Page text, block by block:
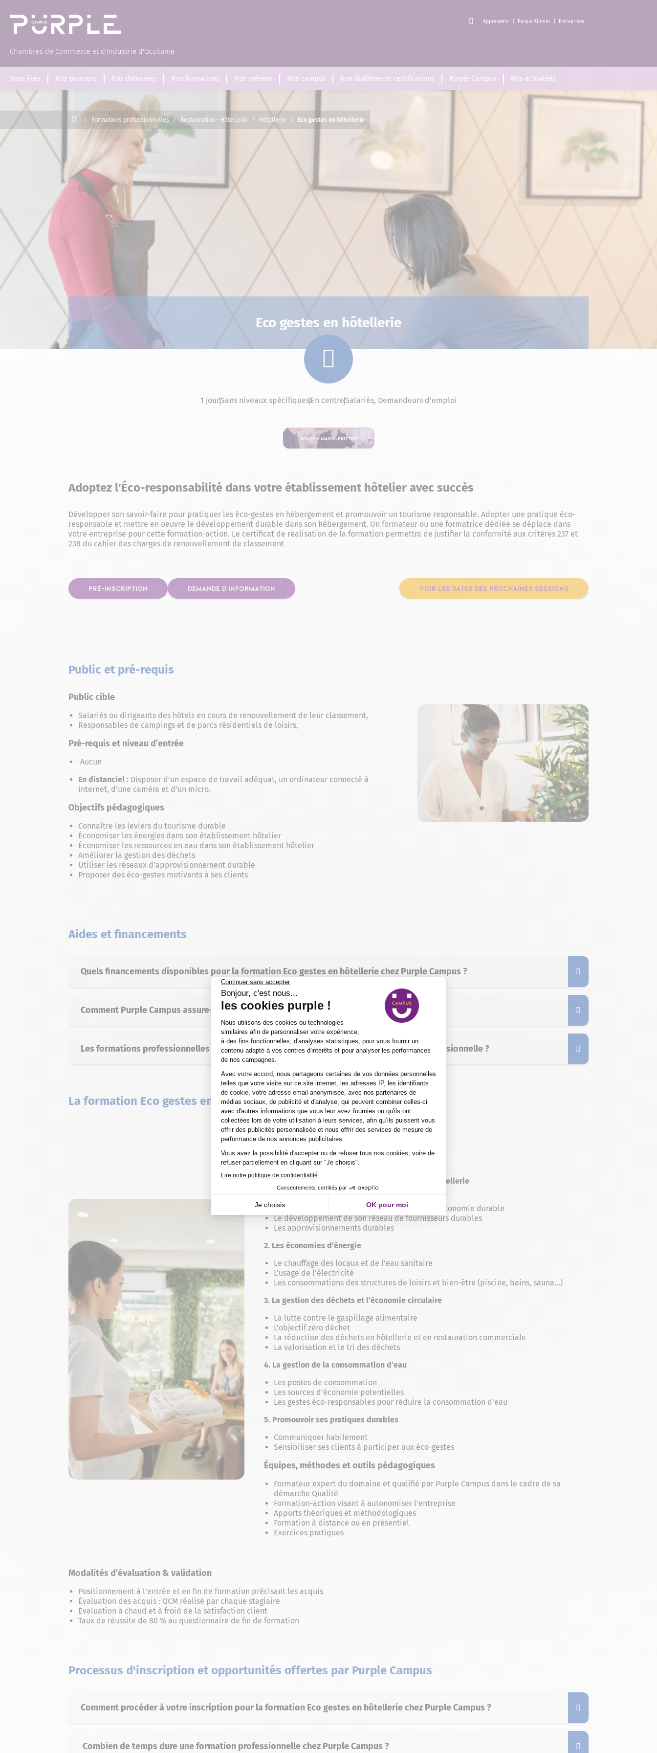
Chambres de Commerce et d'Industrie d'Occitanie
Apprenants Purple Alumni Entreprises
Vous êtes Nos parcours Nos domaines Nos formations Nos métiers Nos campus Nos diplômes et certifications Purple Campus Nos actualités
Accueil
/ Formations professionnelles / Restauration - Hôtellerie / Hôtellerie / Eco gestes en hôtellerie
Eco gestes en hôtellerie
1 jourSans niveaux spécifiquesEn centreSalariés, Demandeurs d'emploi
Nîmes – Marguerittes
Adoptez l'Éco-responsabilité dans votre établissement hôtelier avec succès
Développer son savoir-faire pour pratiquer les éco-gestes en hébergement et promouvoir un tourisme responsable. Adopter une pratique éco-
responsable et mettre en oeuvre le développement durable dans son hébergement. Un formateur ou une formatrice dédiée se déplace dans
votre entreprise pour cette formation-action. Le certificat de réalisation de la formation permettra de justifier la conformité aux critères 237 et
238 du cahier des charges de renouvellement de classement
PRÉ-INSCRIPTION DEMANDE D'INFORMATION VOIR LES DATES DES PROCHAINES SESSIONS
Public et pré-requis
Public cible
Salariés ou dirigeants des hôtels en cours de renouvellement de leur classement,
Responsables de campings et de parcs résidentiels de loisirs,
Pré-requis et niveau d’entrée
Aucun
En distanciel : Disposer d’un espace de travail adéquat, un ordinateur connecté à
internet, d’une caméra et d’un micro.
Objectifs pédagogiques
Connaître les leviers du tourisme durable
Économiser les énergies dans son établissement hôtelier
Économiser les ressources en eau dans son établissement hôtelier
Améliorer la gestion des déchets
Utiliser les réseaux d’approvisionnement durable
Proposer des éco-gestes motivants à ses clients
Aides et financements
Quels financements disponibles pour la formation Eco gestes en hôtellerie chez Purple Campus ?
Comment Purple Campus assure-t-il le soutien aux personnes en situation de handicap ?
Les formations professionnelles sont-elles adaptées aux personnes en reconversion professionnelle ?
La formation Eco gestes en hôtellerie
Programme de formation
Introduction au développement durable dans l’hôtellerie
1. Sourcer ses matières premières
Les circuits de distribution respectueux d’une économie durable
Le développement de son réseau de fournisseurs durables
Les approvisionnements durables
2. Les économies d’énergie
Le chauffage des locaux et de l’eau sanitaire
L’usage de l’électricité
Les consommations des structures de loisirs et bien-être (piscine, bains, sauna…)
3. La gestion des déchets et l’économie circulaire
La lutte contre le gaspillage alimentaire
L’objectif zéro déchet
La réduction des déchets en hôtellerie et en restauration commerciale
La valorisation et le tri des déchets
4. La gestion de la consommation d’eau
Les postes de consommation
Les sources d’économie potentielles
Les gestes éco-responsables pour réduire la consommation d’eau
5. Promouvoir ses pratiques durables
Communiquer habilement
Sensibiliser ses clients à participer aux éco-gestes
Équipes, méthodes et outils pédagogiques
Formateur expert du domaine et qualifié par Purple Campus dans le cadre de sa
démarche Qualité
Formation-action visant à autonomiser l’entreprise
Apports théoriques et méthodologiques
Formation à distance ou en présentiel
Exercices pratiques
Modalités d’évaluation & validation
Positionnement à l’entrée et en fin de formation précisant les acquis
Évaluation des acquis : QCM réalisé par chaque stagiaire
Évaluation à chaud et à froid de la satisfaction client
Taux de réussite de 80 % au questionnaire de fin de formation
Processus d'inscription et opportunités offertes par Purple Campus
Comment procéder à votre inscription pour la formation Eco gestes en hôtellerie chez Purple Campus ?
Combien de temps dure une formation professionnelle chez Purple Campus ?